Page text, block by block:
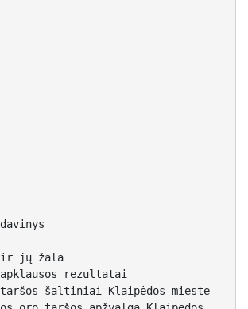
ir jų žala
rezultatai
šaltiniai Klaipėdos mieste